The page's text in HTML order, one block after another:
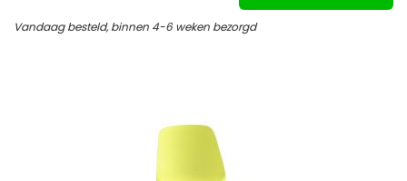
Vandaag besteld, binnen 4-6 weken bezorgd